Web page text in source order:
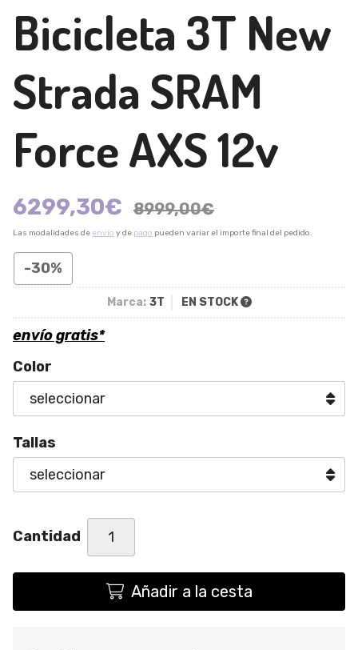
Bicicleta 3T New
Strada SRAM
Force AXS 12v
6299,30€ 8999,00€
Las modalidades de envío y de pago pueden variar el importe final del pedido.
-30%
Marca: 3T EN STOCK
envío gratis*
Color
Tallas
Cantidad
Añadir a la cesta